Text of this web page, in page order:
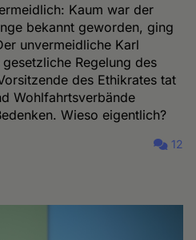
Kaum war der
bekannt geworden, ging
unvermeidliche Karl
Regelung des
des Ethikrates tat
Wohlfahrtsverbände
Wieso eigentlich?
12